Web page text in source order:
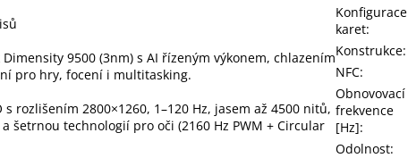
9500 (3nm) s AI řízeným výkonem, chlazením
pro hry, focení i multitasking.
s rozlišením 2800×1260, 1–120 Hz, jasem až 4500 nitů,
šetrnou technologií pro oči (2160 Hz PWM + Circular
Konfigurace
karet:
Konstrukce:
NFC:
Obnovovací
frekvence
[Hz]:
Odolnost: